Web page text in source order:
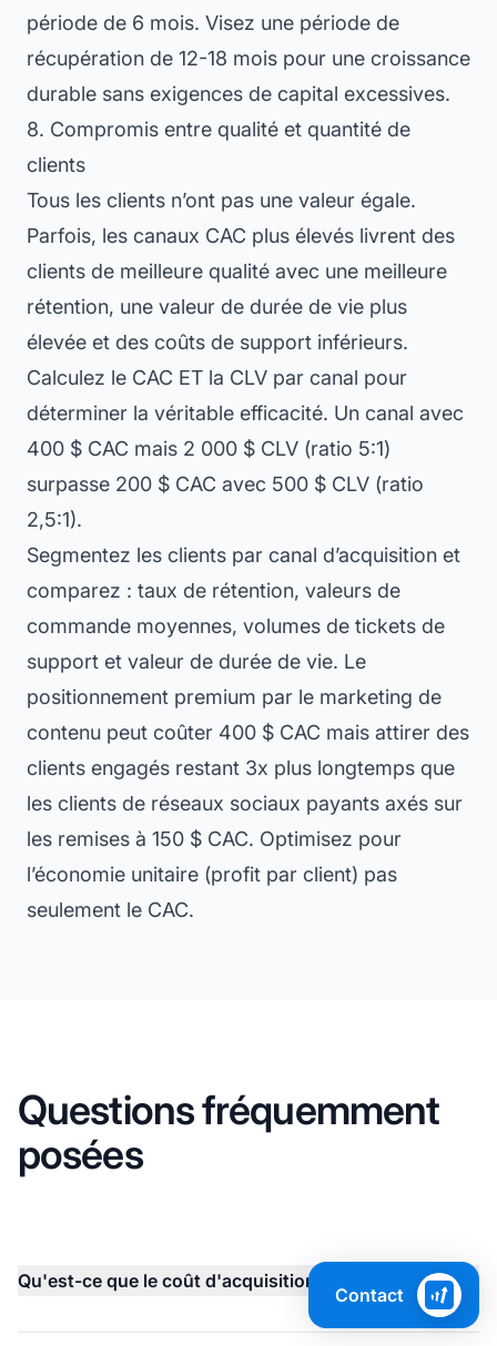
période de 6 mois. Visez une période de
récupération de 12-18 mois pour une croissance
durable sans exigences de capital excessives.
8. Compromis entre qualité et quantité de
clients
Tous les clients n’ont pas une valeur égale.
Parfois, les canaux CAC plus élevés livrent des
clients de meilleure qualité avec une meilleure
rétention, une valeur de durée de vie plus
élevée et des coûts de support inférieurs.
Calculez le CAC ET la CLV par canal pour
déterminer la véritable efficacité. Un canal avec
400 $ CAC mais 2 000 $ CLV (ratio 5:1)
surpasse 200 $ CAC avec 500 $ CLV (ratio
2,5:1).
Segmentez les clients par canal d’acquisition et
comparez : taux de rétention, valeurs de
commande moyennes, volumes de tickets de
support et valeur de durée de vie. Le
positionnement premium par le marketing de
contenu peut coûter 400 $ CAC mais attirer des
clients engagés restant 3x plus longtemps que
les clients de réseaux sociaux payants axés sur
les remises à 150 $ CAC. Optimisez pour
l’économie unitaire (profit par client) pas
seulement le CAC.
Questions fréquemment
posées
Qu'est-ce que le coût d'acquisition client (CAC) ?
Contact